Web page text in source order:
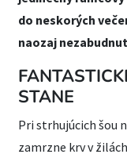
do neskorých
naozaj
STANE
Pri strhujúcich šou
zamrzne krv v